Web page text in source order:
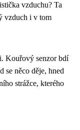
vzduchu? Ta
vzduch i v tom
Kouřový senzor bdí
se něco děje, hned
strážce, kterého